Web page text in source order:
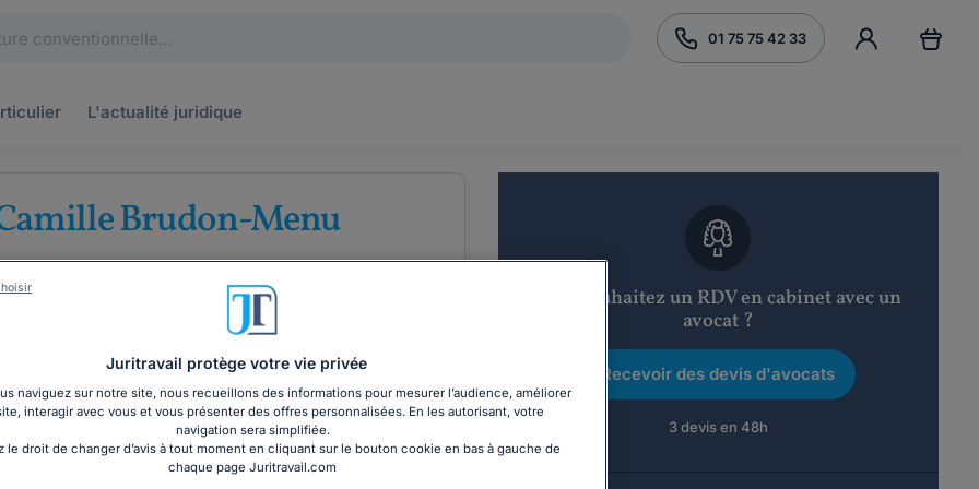
01 75 75 42 33
L'actualité juridique
Brudon-Menu
barreau de Rennes
COORDONNÉES
Vous souhaitez un RDV en cabinet avec un
avocat ?
Recevoir des devis d'avocats
3 devis en 48h
Juritravail protège votre vie privée
naviguez sur notre site, nous recueillons des informations pour mesurer l’audience, améliorer
interagir avec vous et vous présenter des offres personnalisées. En les autorisant, votre
navigation sera simplifiée.
le droit de changer d’avis à tout moment en cliquant sur le bouton cookie en bas à gauche de
chaque page Juritravail.com